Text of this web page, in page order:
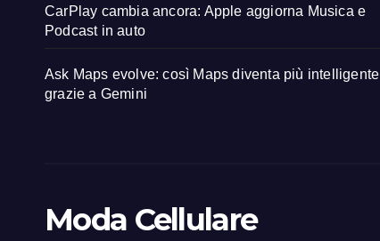
CarPlay cambia ancora: Apple aggiorna Musica e
Podcast in auto
Ask Maps evolve: così Maps diventa più intelligente
grazie a Gemini
Moda Cellulare